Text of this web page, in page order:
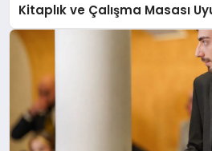
Kitaplık ve Çalışma Masası